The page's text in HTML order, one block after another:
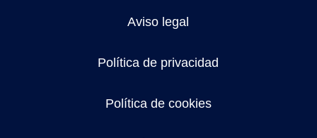
Aviso legal
Política de privacidad
Política de cookies